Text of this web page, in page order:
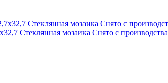
Стеклянная мозаика Снято с производства